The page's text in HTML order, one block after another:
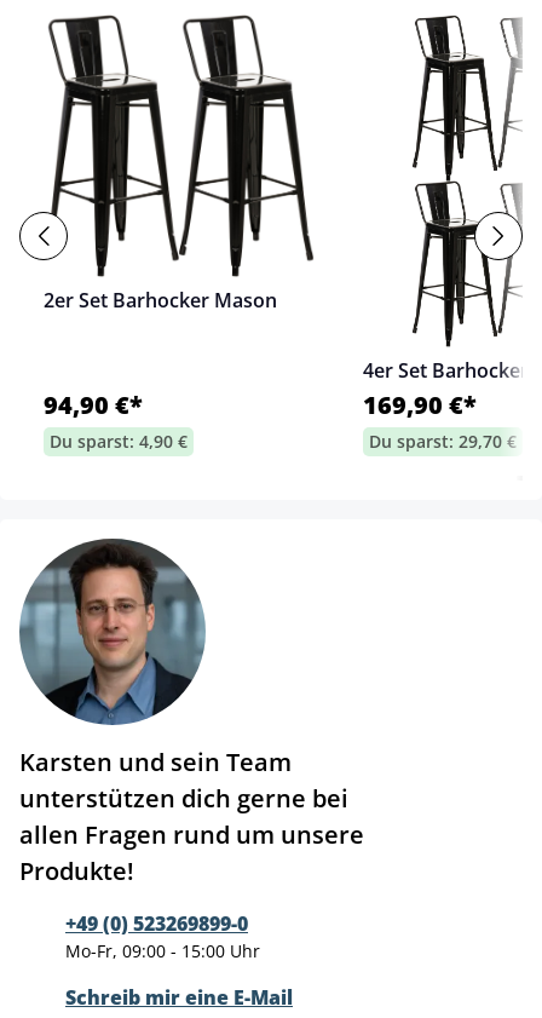
2er Set Barhocker Mason
94,90 €*
Du sparst: 4,90 €
4er Set Barhocker
169,90 €*
Du sparst: 29,70 €
Karsten und sein Team
unterstützen dich gerne bei
allen Fragen rund um unsere
Produkte!
+49 (0) 523269899-0
Mo-Fr, 09:00 - 15:00 Uhr
Schreib mir eine E-Mail